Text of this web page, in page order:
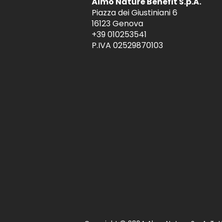
Piazza dei Giustiniani 6
16123 Genova
+39 010253541
P.IVA 02529870103